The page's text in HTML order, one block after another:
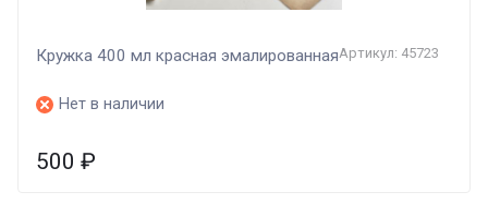
Кружка 400 мл красная эмалированнаяАртикул: 45723
Нет в наличии
500 ₽